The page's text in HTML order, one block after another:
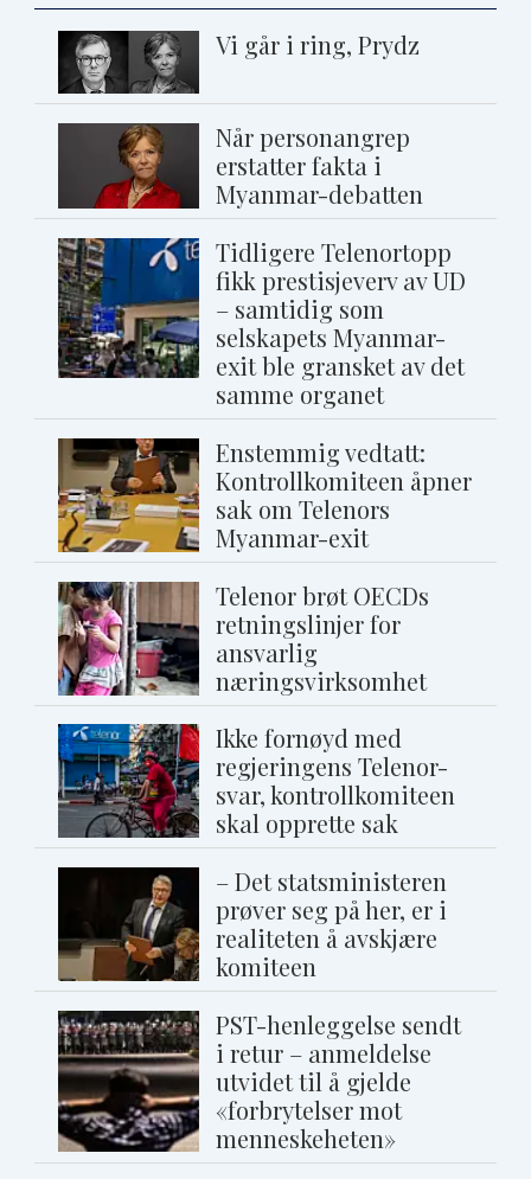
Vi går i ring, Prydz
Når personangrep
erstatter fakta i
Myanmar-debatten
Tidligere Telenortopp
fikk prestisjeverv av UD
– samtidig som
selskapets Myanmar-
exit ble gransket av det
samme organet
Enstemmig vedtatt:
Kontrollkomiteen åpner
sak om Telenors
Myanmar-exit
Telenor brøt OECDs
retningslinjer for
ansvarlig
næringsvirksomhet
Ikke fornøyd med
regjeringens Telenor-
svar, kontrollkomiteen
skal opprette sak
– Det statsministeren
prøver seg på her, er i
realiteten å avskjære
komiteen
PST-henleggelse sendt
i retur – anmeldelse
utvidet til å gjelde
«forbrytelser mot
menneskeheten»